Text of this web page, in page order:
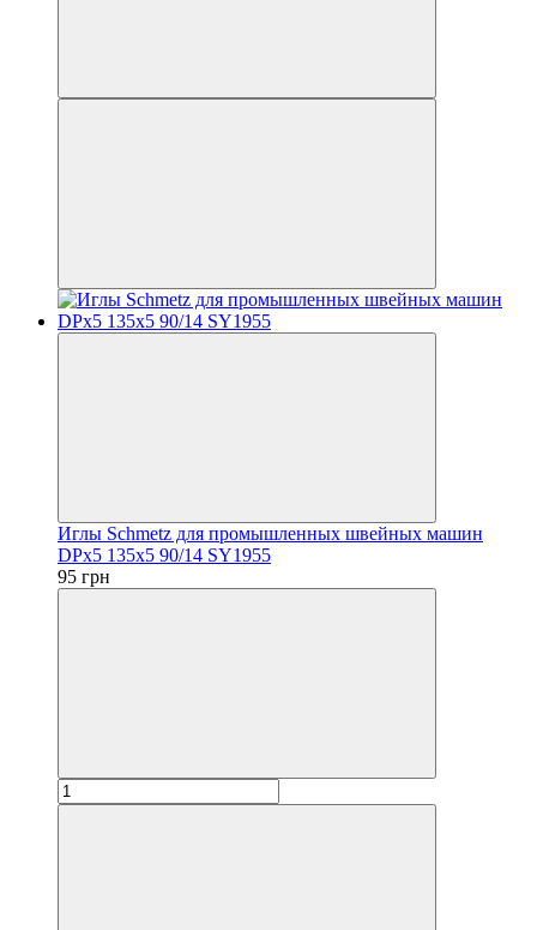
Иглы Schmetz для промышленных швейных машин
DPx5 135x5 90/14 SY1955
95 грн